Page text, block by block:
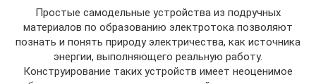
Простые самодельные устройства из подручных
материалов по образованию электротока позволяют
познать и понять природу электричества, как источника
энергии, выполняющего реальную работу.
Конструирование таких устройств имеет неоценимое